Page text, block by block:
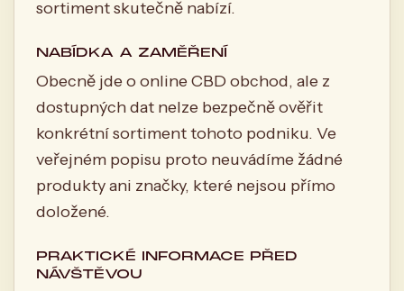
sortiment skutečně nabízí.
NABÍDKA A ZAMĚŘENÍ
Obecně jde o online CBD obchod, ale z
dostupných dat nelze bezpečně ověřit
konkrétní sortiment tohoto podniku. Ve
veřejném popisu proto neuvádíme žádné
produkty ani značky, které nejsou přímo
doložené.
PRAKTICKÉ INFORMACE PŘED
NÁVŠTĚVOU